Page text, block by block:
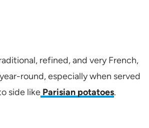
refined, and very French,
round, especially when served
side like Parisian potatoes.